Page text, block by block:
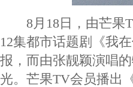
8月18日，由芒果
12集都市话题剧《我
报，而由张靓颖演唱
光。芒果TV会员播出